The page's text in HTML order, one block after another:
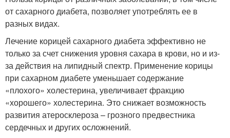
от сахарного диабета, позволяет употреблять ее в
разных видах.
Лечение корицей сахарного диабета эффективно не
только за счет снижения уровня сахара в крови, но и из-
за действия на липидный спектр. Применение корицы
при сахарном диабете уменьшает содержание
«плохого» холестерина, увеличивает фракцию
«хорошего» холестерина. Это снижает возможность
развития атеросклероза – грозного предвестника
сердечных и других осложнений.